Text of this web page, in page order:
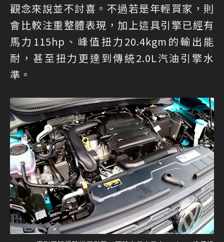
觀念來說並不討喜。不過若是年輕買家，則
會比較注重整體表現，加上這具引擎已經有
馬力115hp、峰值扭力20.4kgm的輸出能
耐，甚至扭力更達到傳統2.0L汽油引擎水
準。